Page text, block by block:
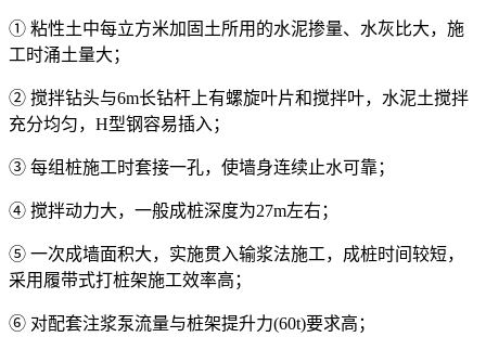
① 粘性土中每立方米加固土所用的水泥掺量、水灰比大，施
工时涌土量大；
② 搅拌钻头与6m长钻杆上有螺旋叶片和搅拌叶，水泥土搅拌
充分均匀，H型钢容易插入；
③ 每组桩施工时套接一孔，使墙身连续止水可靠；
④ 搅拌动力大，一般成桩深度为27m左右；
⑤ 一次成墙面积大，实施贯入输浆法施工，成桩时间较短，
采用履带式打桩架施工效率高；
⑥ 对配套注浆泵流量与桩架提升力(60t)要求高；